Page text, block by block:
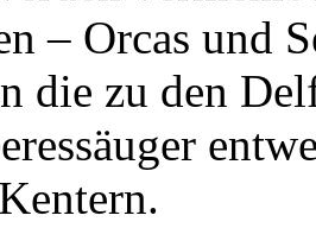
– Orcas und
die zu den